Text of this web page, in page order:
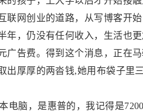
网创业的道路，从写博客开
，仍没有任何收入，生活也
告费。得到这个消息，正在
厚厚的两沓钱,她用布袋子里
脑，是惠普的，我记得是